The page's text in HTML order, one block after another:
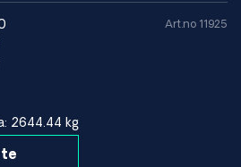
kuin tavallinen ruostumaton
joissa muuten voi esiintyä
2644.44 kg
Art.no 11925